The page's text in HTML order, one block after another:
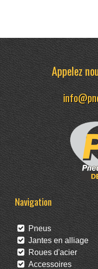
Appelez
Navigation
Pneus
Jantes en alliage
Roues d'acier
Accessoires